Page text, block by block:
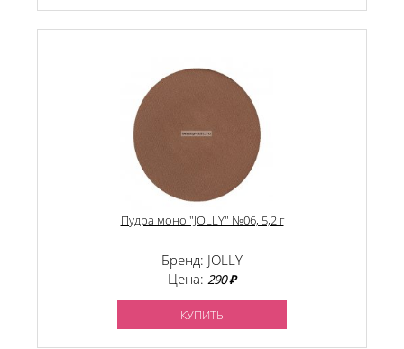
Пудра моно "JOLLY" №06, 5,2 г
Бренд: JOLLY
Цена: 290 ₽
КУПИТЬ